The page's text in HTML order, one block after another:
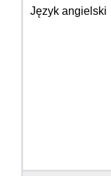
Język angielski